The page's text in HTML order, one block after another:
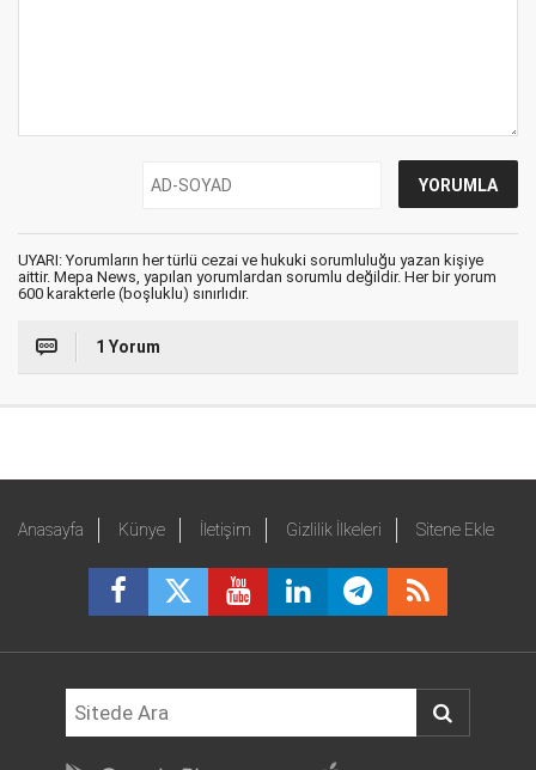
UYARI: Yorumların her türlü cezai ve hukuki sorumluluğu yazan kişiye
aittir. Mepa News, yapılan yorumlardan sorumlu değildir. Her bir yorum
600 karakterle (boşluklu) sınırlıdır.
1 Yorum
Anasayfa Künye İletişim Gizlilik İlkeleri Sitene Ekle